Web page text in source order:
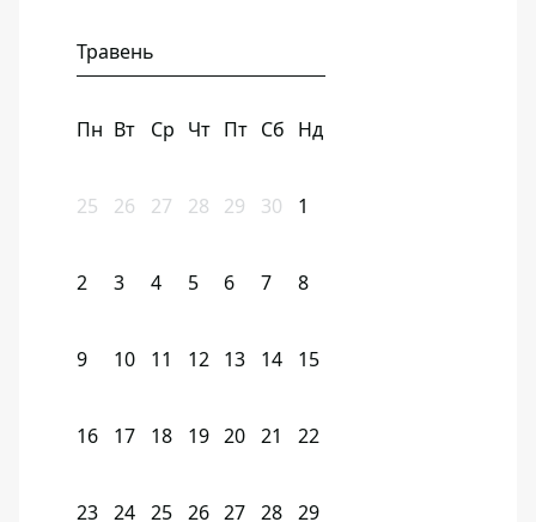
Травень
Пн Вт Ср Чт Пт Сб Нд
25 26 27 28 29 30 1
2 3 4 5 6 7 8
9 10 11 12 13 14 15
16 17 18 19 20 21 22
23 24 25 26 27 28 29